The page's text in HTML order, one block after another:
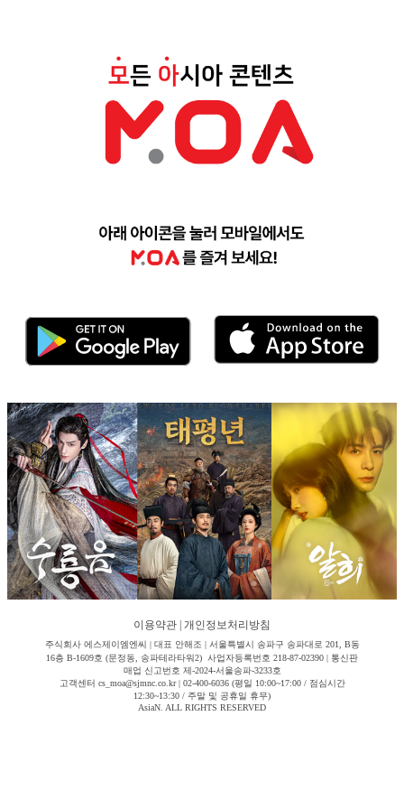
이용약관 개인정보처리방침
주식회사 에스제이엠엔씨 | 대표 안해조 | 서울특별시 송파구 송파대로 201, B동
16층 B-1609호 (문정동, 송파테라타워2) 사업자등록번호 218-87-02390 | 통신판
매업 신고번호 제-2024-서울송파-3233호
고객센터 cs_moa@sjmnc.co.kr | 02-400-6036 (평일 10:00~17:00 / 점심시간
12:30~13:30 / 주말 및 공휴일 휴무)
AsiaN. ALL RIGHTS RESERVED